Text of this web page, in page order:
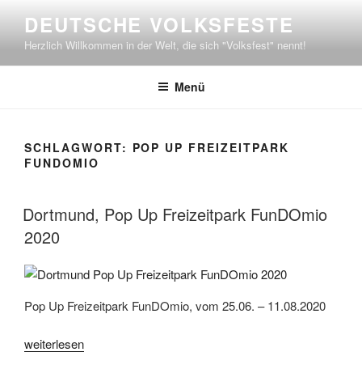
springen
DEUTSCHE VOLKSFESTE
Herzlich Willkommen in der Welt, die sich "Volksfest" nennt!
Menü
SCHLAGWORT: POP UP FREIZEITPARK
FUNDOMIO
Dortmund, Pop Up Freizeitpark FunDOmio
2020
Pop Up Freizeitpark FunDOmio, vom 25.06. – 11.08.2020
„Dortmund,
weiterlesen